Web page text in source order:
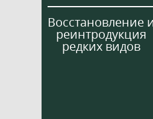
Восстановление
реинтродукция
редких видов